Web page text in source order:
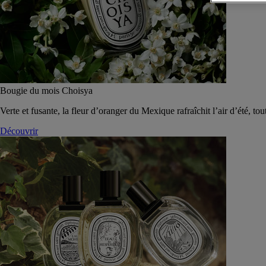
Bougie du mois Choisya
Verte et fusante, la fleur d’oranger du Mexique rafraîchit l’air d’été,
Découvrir